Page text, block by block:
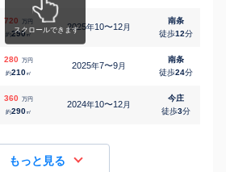
720 万円
約290㎡
2025年10〜12月
南条
徒歩12分
280 万円
約210㎡
2025年7〜9月
南条
徒歩24分
360 万円
約290㎡
2024年10〜12月
今庄
徒歩3分
もっと見る